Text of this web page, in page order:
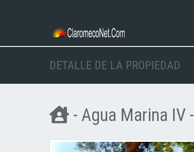
DETALLE DE LA PROPIEDAD
- Agua Marina IV -